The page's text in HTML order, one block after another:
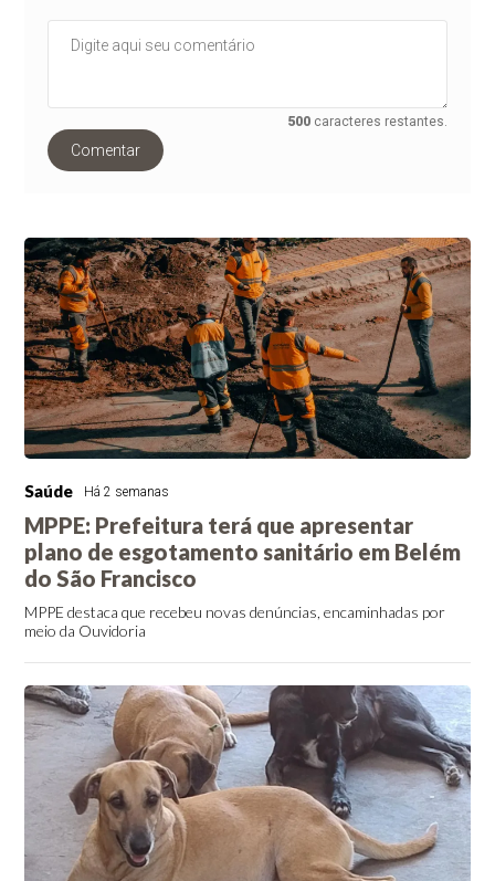
500 caracteres restantes.
Comentar
Saúde Há 2 semanas
MPPE: Prefeitura terá que apresentar
plano de esgotamento sanitário em Belém
do São Francisco
MPPE destaca que recebeu novas denúncias, encaminhadas por
meio da Ouvidoria